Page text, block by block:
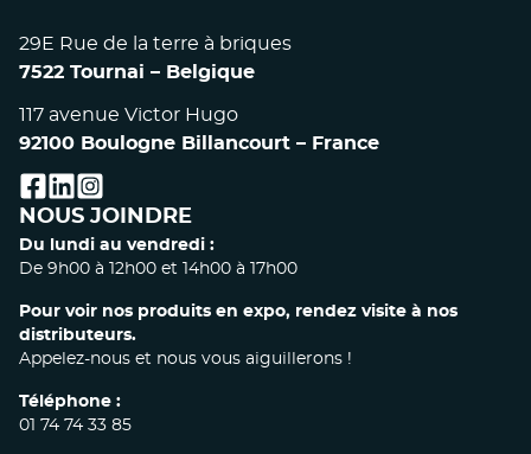
29E Rue de la terre à briques
7522 Tournai – Belgique
117 avenue Victor Hugo
92100 Boulogne Billancourt – France
facebook
linkedin
instagram
NOUS JOINDRE
Du lundi au vendredi :
De 9h00 à 12h00 et 14h00 à 17h00
Pour voir nos produits en expo, rendez visite à nos
distributeurs.
Appelez-nous et nous vous aiguillerons !
Téléphone :
01 74 74 33 85